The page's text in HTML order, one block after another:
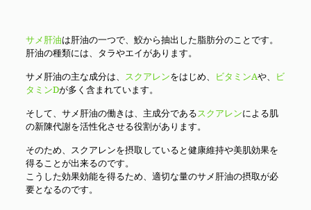
サメ肝油は肝油の一つで、鮫から抽出した脂肪分のことです。
肝油の種類には、タラやエイがあります。
サメ肝油の主な成分は、 スクアレンをはじめ、 ビタミンAや、
ビ
タミンDが多く含まれています。
そして、サメ肝油の働きは、主成分であるスクアレンによる肌
の新陳代謝を活性化させる役割があります。
そのため、スクアレンを摂取していると健康維持や美肌効果を
得ることが出来るのです。
こうした効果効能を得るため、適切な量のサメ肝油の摂取が必
要となるのです。